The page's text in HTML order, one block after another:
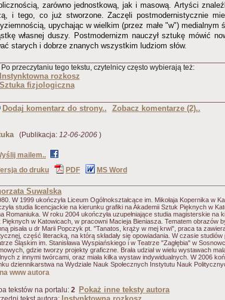
zarówno jednostkową, jak i masową. Artyści
i tego, co już stworzone. Zaczęli postmodernistycznie
upychając w wielkim (przez małe "w") medialnym
własnej duszy. Postmodernizm nauczył sztukę mówić
starych i dobrze znanych wszystkim ludziom słów.
Po przeczytaniu tego tekstu, czytelnicy często wybierają też:
Instynktowna rozkosz
Sztuka fizjologiczna
Dodaj komentarz do strony.. Zobacz komentarze (2)..
(Publikacja: 12-06-2006 )
mailem..
do druku
PDF MS Word
Suwalska
W 1999 ukończyła Liceum Ogólnokształcące im. Mikołaja Kopernika w
studia licencjackie na kierunku grafiki na Akademii Sztuk Pięknych w
Romaniuka. W roku 2004 ukończyła uzupełniające studia magisterskie na
Pięknych w Katowicach, w pracowni Macieja Bieniasza. Tematem obrazów
pisała u dr Marii Popczyk pt. "Tanatos, krąży w mej krwi", praca ta
część literacką, na którą składały się opowiadania. W czasie
Śląskim im. Stanisława Wyspiańskiego i w Teatrze "Zagłębia" w
gdzie tworzy projekty graficzne. Brała udział w wielu wystawach
z innymi twórcami, oraz miała kilka wystaw indywidualnych. W 2006
dziennikarstwa na Wydziale Nauk Społecznych Instytutu Nauk
www autora
tekstów na portalu: 2 Pokaż inne teksty autora